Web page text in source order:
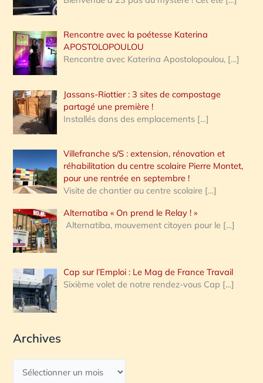
Rencontre avec la poétesse Katerina
APOSTOLOPOULOU
Rencontre avec Katerina Apostolopoulou, […]
Jassans-Riottier : 3 sites de compostage
partagé une première !
Installés dans des emplacements […]
Villefranche s/S : extension, rénovation et
réhabilitation du centre scolaire Pierre Montet,
pour une rentrée en septembre !
Visite de chantier au centre scolaire […]
Alternatiba « On prend le Relay ! »
Alternatiba, mouvement citoyen pour le […]
Cap sur l’Emploi : Le Mag de France Travail
Sixième volet de notre rendez-vous Cap […]
Archives